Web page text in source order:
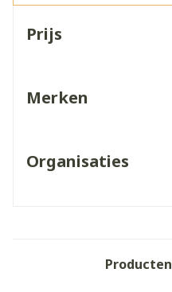
Prijs
Merken
Organisaties
Producten